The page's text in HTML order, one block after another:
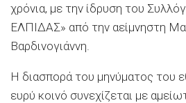
χρόνια, με την ίδρυση του
ΕΛΠΙΔΑΣ» από την αείμνηστη
Βαρδινογιάννη.
Η διασπορά του μηνύματος του
ευρύ κοινό συνεχίζεται με